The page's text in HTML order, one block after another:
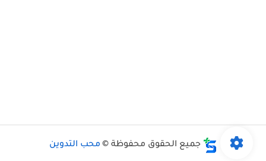
جميع الحقوق محفوظة © محب التدوين